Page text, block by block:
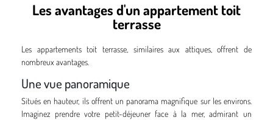
Les avantages d'un appartement toit
terrasse
Les appartements toit terrasse, similaires aux attiques, offrent de
nombreux avantages.
Une vue panoramique
Situés en hauteur, ils offrent un panorama magnifique sur les environs.
Imaginez prendre votre petit-déjeuner face à la mer, admirant un